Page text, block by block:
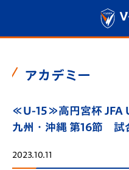
アカデミー
≪U-15≫高円宮杯 JFA
九州・沖縄 第16節 試
2023.10.11